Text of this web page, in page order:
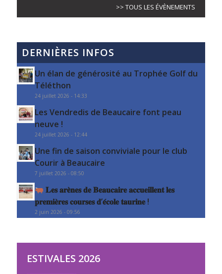
>> TOUS LES ÉVÈNEMENTS
DERNIÈRES INFOS
Un élan de générosité au Trophée Golf du
Téléthon
24 juillet 2026 - 14:33
Les Vendredis de Beaucaire font peau
neuve !
24 juillet 2026 - 12:44
Une fin de saison conviviale pour le club
Courir à Beaucaire
7 juillet 2026 - 08:50
𝐋𝐞𝐬 𝐚𝐫𝐞̀𝐧𝐞𝐬 𝐝𝐞 𝐁𝐞𝐚𝐮𝐜𝐚𝐢𝐫𝐞 𝐚𝐜𝐜𝐮𝐞𝐢𝐥𝐥𝐞𝐧𝐭 𝐥𝐞𝐬
𝐩𝐫𝐞𝐦𝐢𝐞̀𝐫𝐞𝐬 𝐜𝐨𝐮𝐫𝐬𝐞𝐬 𝐝’𝐞́𝐜𝐨𝐥𝐞 𝐭𝐚𝐮𝐫𝐢𝐧𝐞 !
2 juin 2026 - 09:56
ESTIVALES 2026